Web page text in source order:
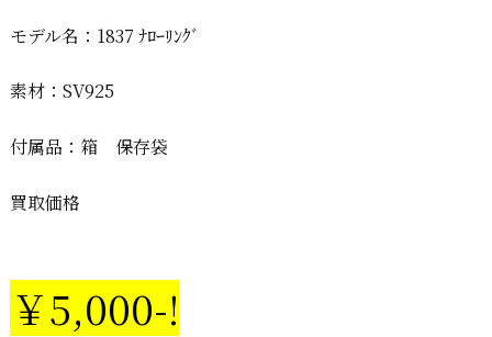
モデル名：1837 ﾅﾛｰﾘﾝｸﾞ
素材：SV925
付属品：箱 保存袋
買取価格
￥5,000-!